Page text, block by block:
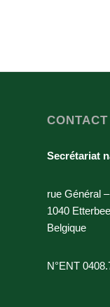
CONTACT
Secrétariat
rue Général
1040
Belgique
N°ENT